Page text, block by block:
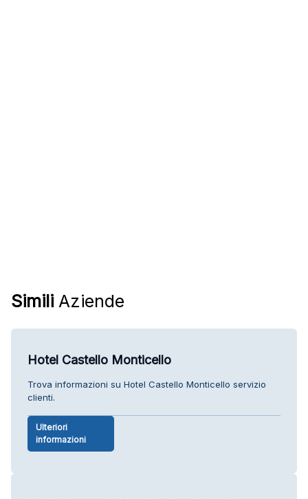
Simili Aziende
Hotel Castello Monticello
Trova informazioni su Hotel Castello Monticello servizio
clienti.
Ulteriori
informazioni